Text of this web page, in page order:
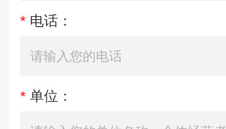
* 电话：
* 单位：